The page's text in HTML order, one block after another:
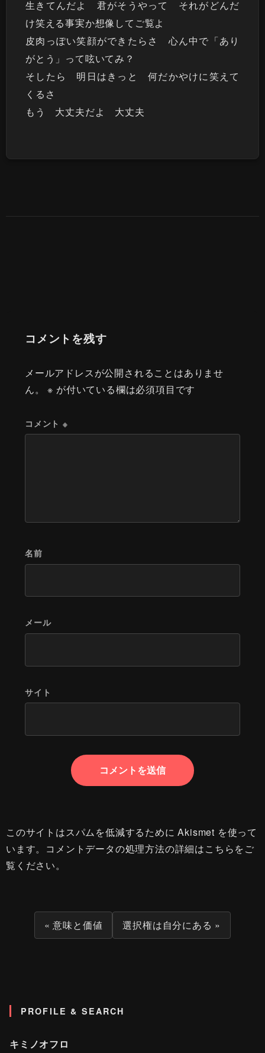
生きてんだよ 君がそうやって それがどんだ
け笑える事実か想像してご覧よ
皮肉っぽい笑顔ができたらさ 心ん中で「あり
がとう」って呟いてみ？
そしたら 明日はきっと 何だかやけに笑えて
くるさ
もう 大丈夫だよ 大丈夫
コメントを残す
メールアドレスが公開されることはありませ
ん。
※ が付いている欄は必須項目です
コメント ※
名前
メール
サイト
このサイトはスパムを低減するために Akismet を使って
います。 コメントデータの処理方法の詳細はこちらをご
覧ください。
« 意味と価値 選択権は自分にある »
PROFILE & SEARCH
キミノオフロ